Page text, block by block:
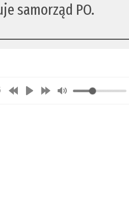
samorząd PO.